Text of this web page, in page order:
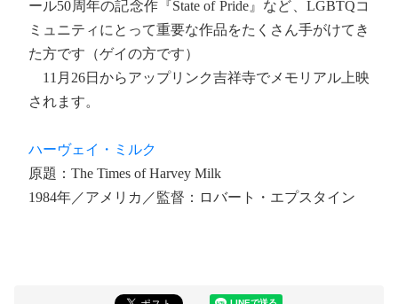
ール50周年の記念作『State of Pride』など、LGBTQコ
ミュニティにとって重要な作品をたくさん手がけてき
た方です（ゲイの方です）
11月26日からアップリンク吉祥寺でメモリアル上映
されます。
ハーヴェイ・ミルク
原題：The Times of Harvey Milk
1984年／アメリカ／監督：ロバート・エプスタイン